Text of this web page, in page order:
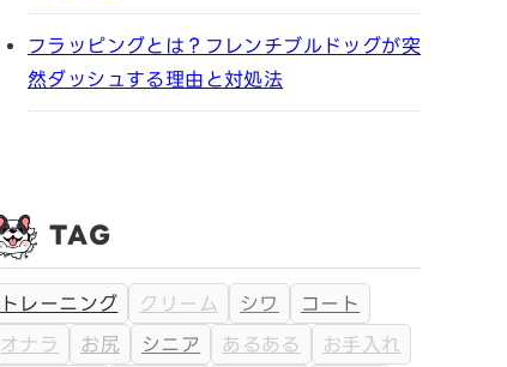
フラッピングとは？フレンチブルドッグが突
然ダッシュする理由と対処法
TAG
トレーニング クリーム シワ
コート
オナラ
お尻 シニア あるある
お手入れ